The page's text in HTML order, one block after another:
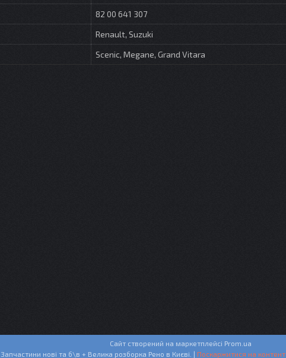
82 00 641 307
Renault, Suzuki
Scenic, Megane, Grand Vitara
Сайт створений на маркетплейсі Prom.ua
СТО + Запчастини нові та б\в + Велика розборка Рено в Києві. | Поскаржитися на контент